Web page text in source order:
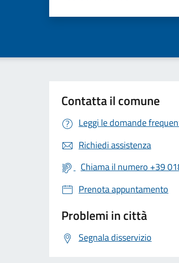
Contatta il comune
Leggi le domande
Richiedi assistenza
Chiama il numero +39
Prenota appuntamento
Problemi in città
Segnala disservizio